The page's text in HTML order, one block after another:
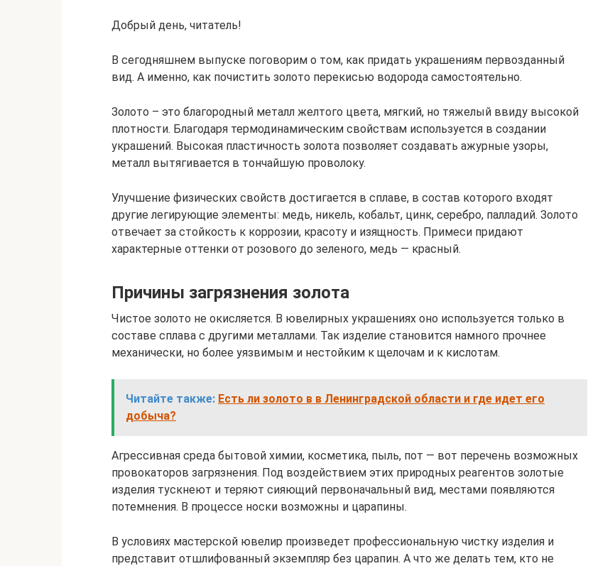
Добрый день, читатель!
В сегодняшнем выпуске поговорим о том, как придать украшениям первозданный
вид. А именно, как почистить золото перекисью водорода самостоятельно.
Золото – это благородный металл желтого цвета, мягкий, но тяжелый ввиду высокой
плотности. Благодаря термодинамическим свойствам используется в создании
украшений. Высокая пластичность золота позволяет создавать ажурные узоры,
металл вытягивается в тончайшую проволоку.
Улучшение физических свойств достигается в сплаве, в состав которого входят
другие легирующие элементы: медь, никель, кобальт, цинк, серебро, палладий. Золото
отвечает за стойкость к коррозии, красоту и изящность. Примеси придают
характерные оттенки от розового до зеленого, медь — красный.
Причины загрязнения золота
Чистое золото не окисляется. В ювелирных украшениях оно используется только в
составе сплава с другими металлами. Так изделие становится намного прочнее
механически, но более уязвимым и нестойким к щелочам и к кислотам.
Читайте также: Есть ли золото в в Ленинградской области и где идет его
добыча?
Агрессивная среда бытовой химии, косметика, пыль, пот — вот перечень возможных
провокаторов загрязнения. Под воздействием этих природных реагентов золотые
изделия тускнеют и теряют сияющий первоначальный вид, местами появляются
потемнения. В процессе носки возможны и царапины.
В условиях мастерской ювелир произведет профессиональную чистку изделия и
представит отшлифованный экземпляр без царапин. А что же делать тем, кто не